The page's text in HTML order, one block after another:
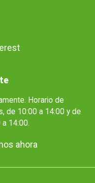
Horario de
de 10:00 a 14:00 y de
14:00.
ahora